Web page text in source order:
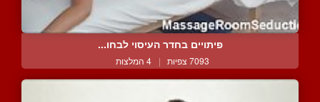
פיתויים בחדר העיסוי לבחו...
7093 צפיות | 4 המלצות